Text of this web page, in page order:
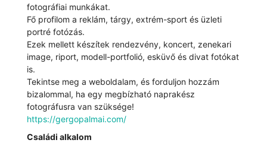
fotográfiai munkákat.
Fő profilom a reklám, tárgy, extrém-sport és üzleti
portré fotózás.
Ezek mellett készítek rendezvény, koncert, zenekari
image, riport, modell-portfolió, esküvő és divat fotókat
is.
Tekintse meg a weboldalam, és forduljon hozzám
bizalommal, ha egy megbízható naprakész
fotográfusra van szüksége!
https://gergopalmai.com/
Családi alkalom